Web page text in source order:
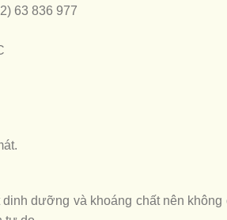
63 836 977
dưỡng và khoáng chất nên